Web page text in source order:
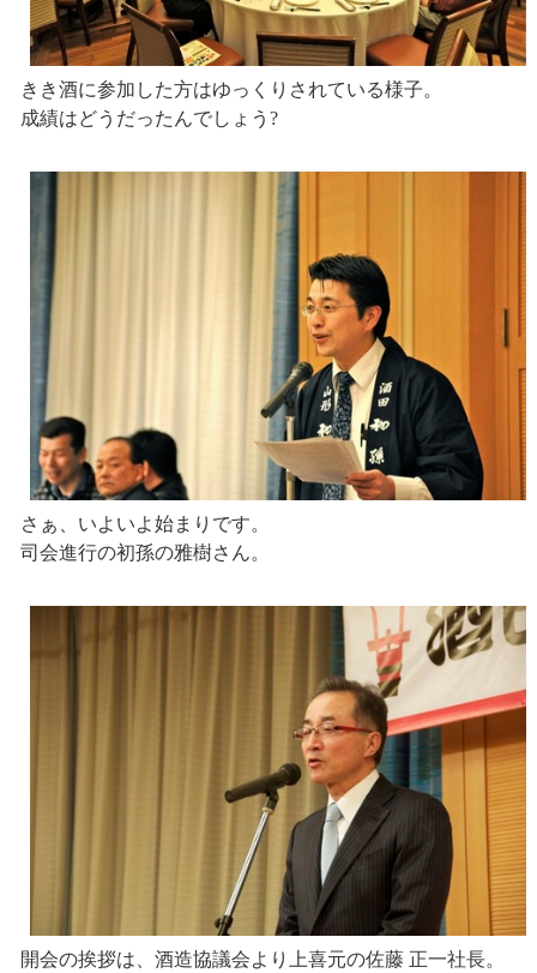
きき酒に参加した方はゆっくりされている様子。
成績はどうだったんでしょう?
さぁ、いよいよ始まりです。
司会進行の初孫の雅樹さん。
開会の挨拶は、酒造協議会より上喜元の佐藤 正一社長。